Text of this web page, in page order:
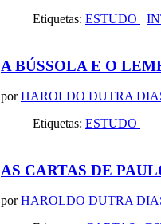
Etiquetas: ESTUDO
A BÚSSOLA E O
porHAROLDO DUTRA
Etiquetas: ESTUDO
AS CARTAS DE
porHAROLDO DUTRA